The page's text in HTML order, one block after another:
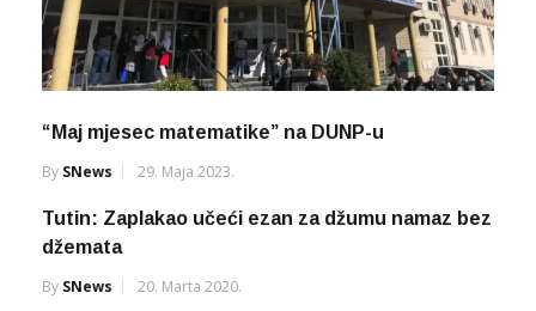
“Maj mjesec matematike” na DUNP-u
By SNews 29. Maja 2023.
Tutin: Zaplakao učeći ezan za džumu namaz bez
džemata
By SNews 20. Marta 2020.